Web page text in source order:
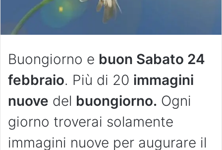
Buongiorno e buon Sabato 24
febbraio. Più di 20 immagini
nuove del buongiorno. Ogni
giorno troverai solamente
immagini nuove per augurare il